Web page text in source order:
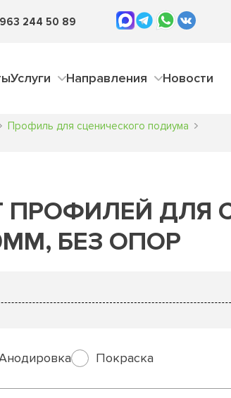
244 50 89
Услуги Направления Новости
Профиль для сценического подиума
ПРОФИЛЕЙ ДЛЯ
БЕЗ ОПОР
Покраска